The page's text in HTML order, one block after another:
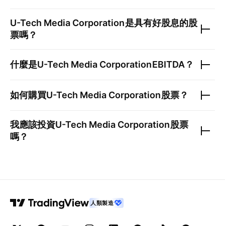
U-Tech Media Corporation是具有好股息的股
票嗎？
什麼是U-Tech Media CorporationEBITDA？
如何購買U-Tech Media Corporation股票？
我應該投資U-Tech Media Corporation股票
嗎？
人類製造